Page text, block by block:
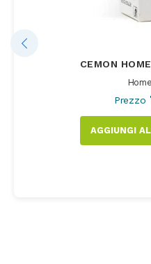
CEMON
Prezzo
AGGIUNGI